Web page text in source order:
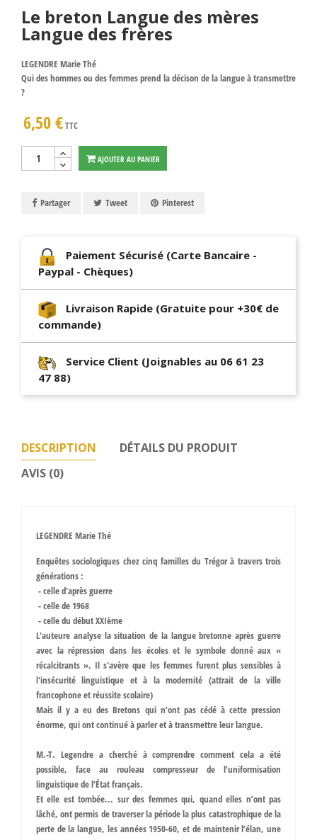
Le breton Langue des mères
Langue des frères
LEGENDRE Marie Thé
Qui des hommes ou des femmes prend la décison de la langue à transmettre
?
6,50 €TTC
AJOUTER AU PANIER
Partager Tweet Pinterest
Paiement Sécurisé (Carte Bancaire -
Paypal - Chèques)
Livraison Rapide (Gratuite pour +30€ de
commande)
Service Client (Joignables au 06 61 23
47 88)
DESCRIPTION
DÉTAILS DU PRODUIT
AVIS (0)
LEGENDRE Marie Thé
Enquêtes sociologiques chez cinq familles du Trégor à travers trois
générations :
- celle d'après guerre
- celle de 1968
- celle du début XXIème
L'auteure analyse la situation de la langue bretonne après guerre
avec la répression dans les écoles et le symbole donné aux «
récalcitrants ». Il s'avère que les femmes furent plus sensibles à
l'insécurité linguistique et à la modernité (attrait de la ville
francophone et réussite scolaire)
Mais il y a eu des Bretons qui n’ont pas cédé à cette pression
énorme, qui ont continué à parler et à transmettre leur langue.
M.-T. Legendre a cherché à comprendre comment cela a été
possible, face au rouleau compresseur de l’uniformisation
linguistique de l’État français.
Et elle est tombée... sur des femmes qui, quand elles n’ont pas
lâché, ont permis de traverser la période la plus catastrophique de la
perte de la langue, les années 1950-60, et de maintenir l’élan, une